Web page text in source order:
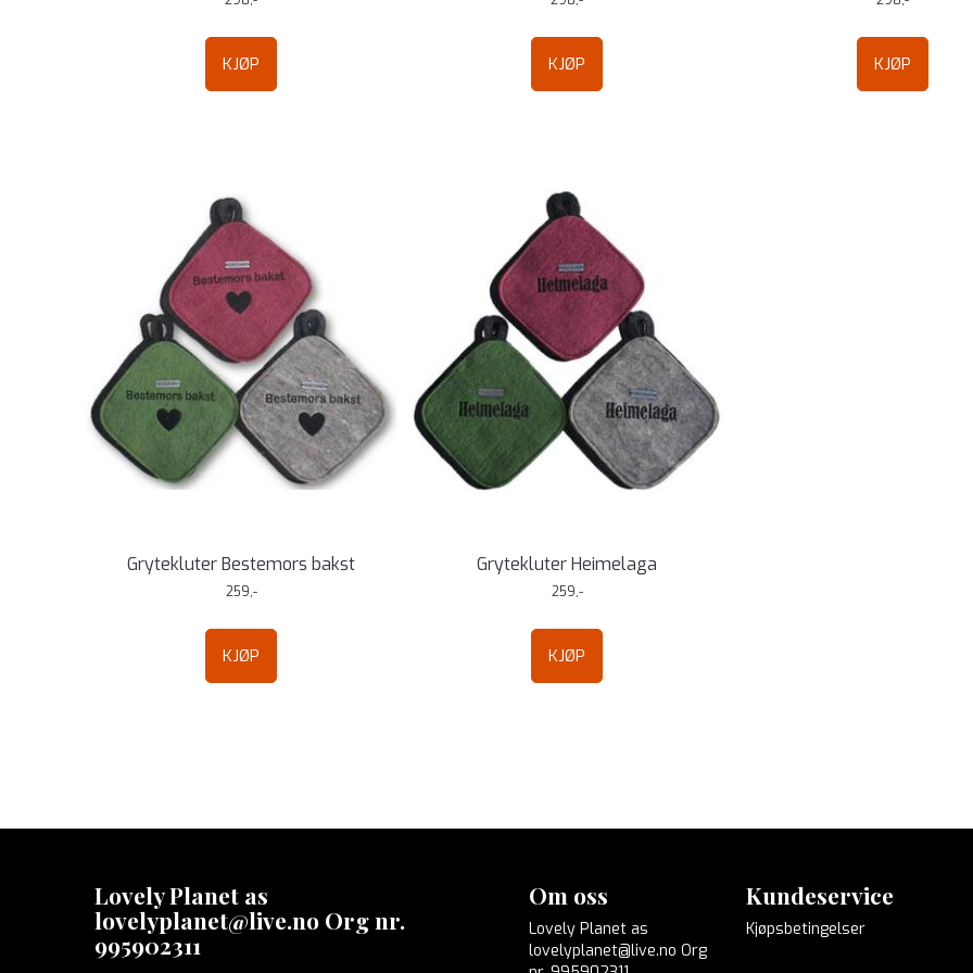
KJØP KJØP KJØP
Grytekluter Bestemors bakst
259,-
KJØP
Grytekluter Heimelaga
259,-
KJØP
Lovely Planet as
lovelyplanet@live.no Org nr.
995902311
Om oss
Lovely Planet as
lovelyplanet@live.no Org
Kundeservice
Kjøpsbetingelser